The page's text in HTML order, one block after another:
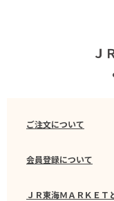
Ｊ
ご注文について
会員登録について
ＪＲ東海ＭＡＲＫＥＴ